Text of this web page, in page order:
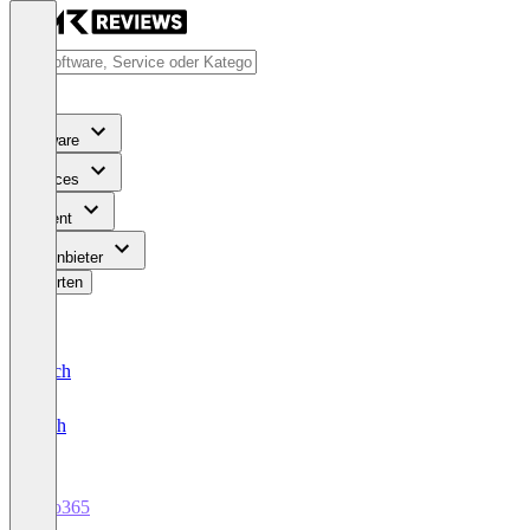
Software
Services
Content
Für Anbieter
Bewerten
Deutsch
English
Prio365